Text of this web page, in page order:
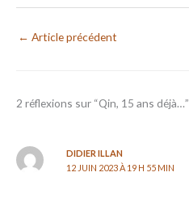
← Article précédent
2 réflexions sur “Qin, 15 ans déjà…”
DIDIER ILLAN
12 JUIN 2023 À 19 H 55 MIN